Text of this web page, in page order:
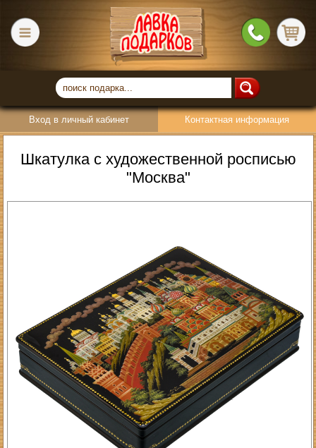
Вход в личный кабинет Контактная информация
Шкатулка с художественной росписью
"Москва"